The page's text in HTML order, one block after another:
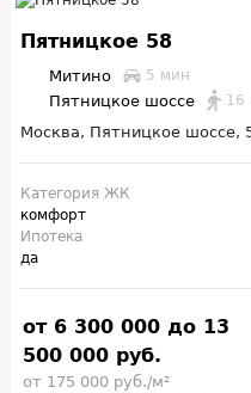
Пятницкое 58
Митино 5 мин
Пятницкое шоссе 16
Москва, Пятницкое шоссе,
Категория ЖК
комфорт
Ипотека
да
от 6 300 000 до 13
500 000 руб.
от 175 000 руб./м²